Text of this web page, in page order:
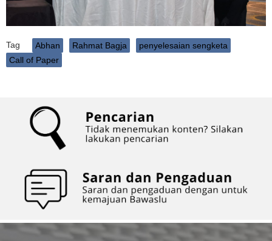
Tag Abhan Rahmat Bagja
penyelesaian sengketa
Call of Paper